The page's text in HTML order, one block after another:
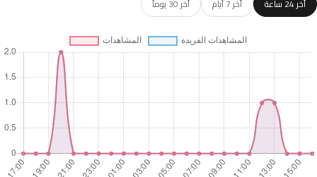
أخر 24 ساعة أخر 7 أيام أخر 30 يوماً